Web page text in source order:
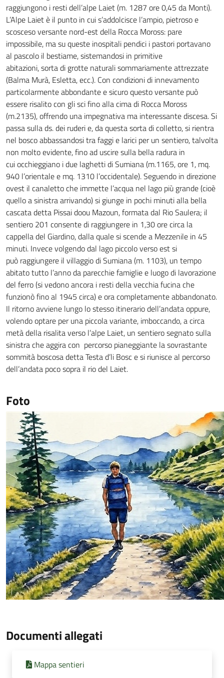
raggiungono i resti dell’alpe Laiet (m. 1287 ore 0,45 da Monti).
L’Alpe Laiet è il punto in cui s’addolcisce l’ampio, pietroso e
scosceso versante nord-est della Rocca Moross: pare
impossibile, ma su queste inospitali pendici i pastori portavano
al pascolo il bestiame, sistemandosi in primitive
abitazioni, sorta di grotte naturali sommariamente attrezzate
(Balma Murà, Esletta, ecc.). Con condizioni di innevamento
particolarmente abbondante e sicuro questo versante può
essere risalito con gli sci fino alla cima di Rocca Moross
(m.2135), offrendo una impegnativa ma interessante discesa. Si
passa sulla ds. dei ruderi e, da questa sorta di colletto, si rientra
nel bosco abbassandosi tra faggi e larici per un sentiero, talvolta
non molto evidente, fino ad uscire sulla bella radura in
cui occhieggiano i due laghetti di Sumiana (m.1165, ore 1, mq.
940 l’orientale e mq. 1310 l’occidentale). Seguendo in direzione
ovest il canaletto che immette l’acqua nel lago più grande (cioè
quello a sinistra arrivando) si giunge in pochi minuti alla bella
cascata detta Pissai doou Mazoun, formata dal Rio Saulera; il
sentiero 201 consente di raggiungere in 1,30 ore circa la
cappella del Giardino, dalla quale si scende a Mezzenile in 45
minuti. Invece volgendo dal lago piccolo verso est si
può raggiungere il villaggio di Sumiana (m. 1103), un tempo
abitato tutto l’anno da parecchie famiglie e luogo di lavorazione
del ferro (si vedono ancora i resti della vecchia fucina che
funzionò fino al 1945 circa) e ora completamente abbandonato.
Il ritorno avviene lungo lo stesso itinerario dell’andata oppure,
volendo optare per una piccola variante, imboccando, a circa
metà della risalita verso l’alpe Laiet, un sentiero segnato sulla
sinistra che aggira con percorso pianeggiante la sovrastante
sommità boscosa detta Testa d’li Bosc e si riunisce al percorso
dell’andata poco sopra il rio del Laiet.
Foto
Documenti allegati
Mappa sentieri